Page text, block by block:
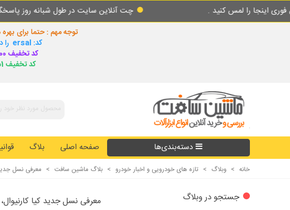
کنید . چت آنلاین سایت در طول شبانه روز پاسخگوی شما
توجه مهم : حتما برای بهره مندی از
کد: ersal را در بخش " کدتخفیف دارید؟ " وارد کنید.
کد تخفیف 400تومانی خرید بالای 6میلیون: mrda
کد تخفیف 1میلیونی خرید بالای 15میلیون: dlsw
دسته‌بندی‌ها صفحه اصلی بلاگ
خانه > وبلاگ > تازه های خودرویی و اخبار خودرو > بلاگ ماشین سافت > معرفی نسل
جستجو در وبلاگ معرفی نسل جدید کیا